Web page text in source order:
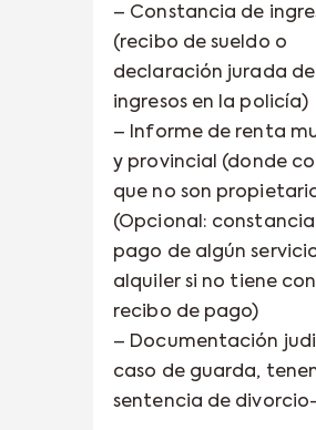
– Constancia de
(recibo de sueldo o
declaración jurada de
ingresos en la policía)
– Informe de renta
y provincial (donde
que no son
(Opcional:
pago de algún
alquiler si no tiene
recibo de pago)
– Documentación
caso de guarda,
sentencia de divorcio-